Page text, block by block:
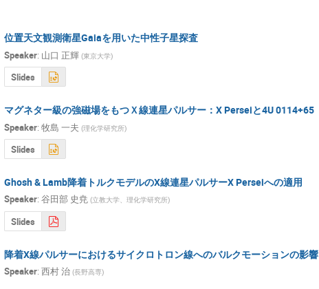
位置天文観測衛星Gaiaを用いた中性子星探査
Speaker: 山口 正輝 (東京大学)
Slides
マグネター級の強磁場をもつＸ線連星パルサー：X Perseiと4U 0114+65
Speaker: 牧島 一夫 (理化学研究所)
Slides
Ghosh & Lamb降着トルクモデルのX線連星パルサーX Perseiへの適用
Speaker: 谷田部 史尭 (立教大学、理化学研究所)
Slides
降着X線パルサーにおけるサイクロトロン線へのバルクモーションの影響
Speaker: 西村 治 (長野高専)